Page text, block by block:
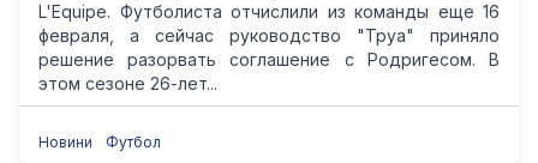
L'Equipe. Футболиста отчислили из команды еще 16
февраля, а сейчас руководство "Труа" приняло
решение разорвать соглашение с Родригесом. В
этом сезоне 26-лет...
Новини Футбол